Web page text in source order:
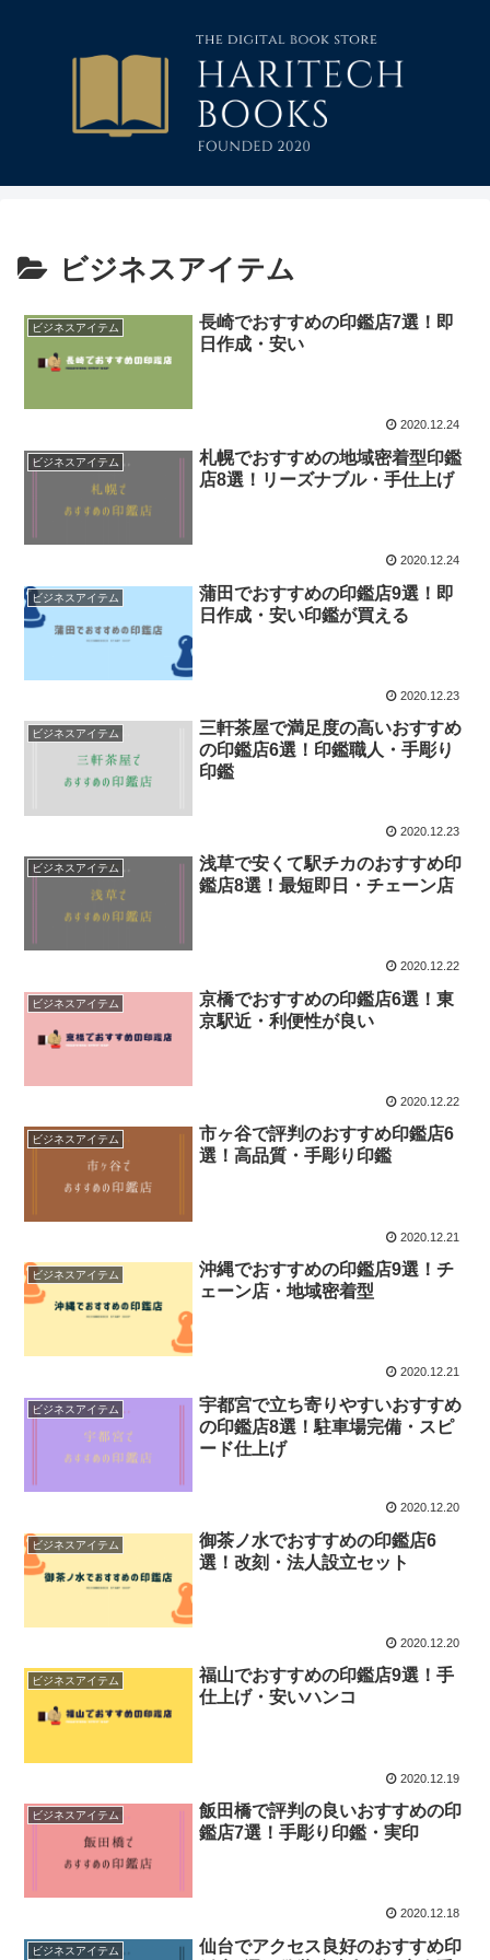
ビジネスアイテム
ビジネスアイテム
長崎でおすすめの印鑑店7選！即
日作成・安い
2020.12.24
ビジネスアイテム
札幌でおすすめの地域密着型印鑑
店8選！リーズナブル・手仕上げ
2020.12.24
ビジネスアイテム
蒲田でおすすめの印鑑店9選！即
日作成・安い印鑑が買える
2020.12.23
ビジネスアイテム
三軒茶屋で満足度の高いおすすめ
の印鑑店6選！印鑑職人・手彫り
印鑑
2020.12.23
ビジネスアイテム
浅草で安くて駅チカのおすすめ印
鑑店8選！最短即日・チェーン店
2020.12.22
ビジネスアイテム
京橋でおすすめの印鑑店6選！東
京駅近・利便性が良い
2020.12.22
ビジネスアイテム
市ヶ谷で評判のおすすめ印鑑店6
選！高品質・手彫り印鑑
2020.12.21
ビジネスアイテム
沖縄でおすすめの印鑑店9選！チ
ェーン店・地域密着型
2020.12.21
ビジネスアイテム
宇都宮で立ち寄りやすいおすすめ
の印鑑店8選！駐車場完備・スピ
ード仕上げ
2020.12.20
ビジネスアイテム
御茶ノ水でおすすめの印鑑店6
選！改刻・法人設立セット
2020.12.20
ビジネスアイテム
福山でおすすめの印鑑店9選！手
仕上げ・安いハンコ
2020.12.19
ビジネスアイテム
飯田橋で評判の良いおすすめの印
鑑店7選！手彫り印鑑・実印
2020.12.18
ビジネスアイテム
仙台でアクセス良好のおすすめ印